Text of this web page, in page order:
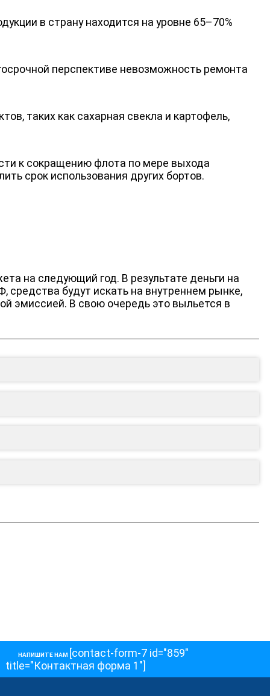
ЛИЦА КАНАЛА
в страну находится на уровне 65–70%
перспективе невозможность ремонта
таких как сахарная свекла и картофель,
к сокращению флота по мере выхода
срок использования других бортов.
на следующий год. В результате деньги на
будут искать на внутреннем рынке,
эмиссией. В свою очередь это выльется в
НАПИШИТЕ НАМ [contact-form-7 id="859"
title="Контактная форма 1"]